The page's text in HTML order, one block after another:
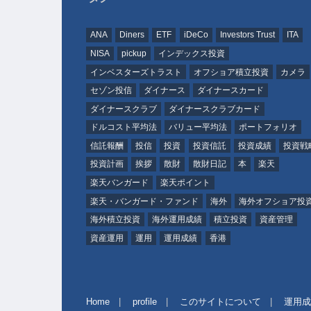
ANA Diners ETF iDeCo Investors Trust
ITA
NISA
pickup
インデックス投資
インベスターズトラスト
オフショア積立投資
カメラ
セゾン投信
ダイナース
ダイナースカード
ダイナースクラブ
ダイナースクラブカード
ドルコスト平均法
バリュー平均法
ポートフォリオ
信託報酬
投信 投資 投資信託 投資成績
投資戦
投資計画
挨拶 散財 散財日記 本
楽天
楽天バンガード
楽天ポイント
楽天・バンガード・ファンド
海外
海外オフショア投
海外積立投資
海外運用成績 積立投資
資産管理
資産運用
運用 運用成績 香港
Home profile このサイトについて 運用